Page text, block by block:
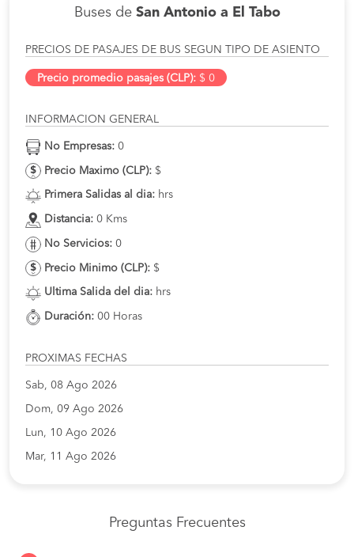
Buses de San Antonio a El Tabo
PRECIOS DE PASAJES DE BUS SEGUN TIPO DE ASIENTO
Precio promedio pasajes (CLP): $ 0
INFORMACION GENERAL
No Empresas: 0
Precio Maximo (CLP): $
Primera Salidas al dia: hrs
Distancia: 0 Kms
No Servicios: 0
Precio Minimo (CLP): $
Ultima Salida del dia: hrs
Duración: 00 Horas
PROXIMAS FECHAS
Sab, 08 Ago 2026
Dom, 09 Ago 2026
Lun, 10 Ago 2026
Mar, 11 Ago 2026
Preguntas Frecuentes